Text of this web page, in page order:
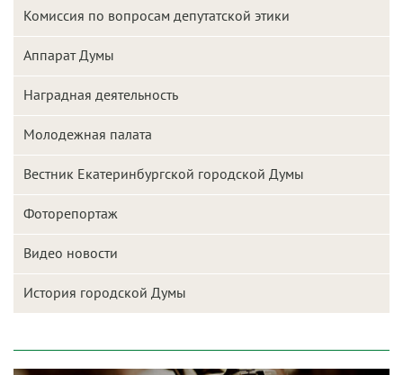
Комиссия по вопросам депутатской этики
Аппарат Думы
Наградная деятельность
Молодежная палата
Вестник Екатеринбургской городской Думы
Фоторепортаж
Видео новости
История городской Думы